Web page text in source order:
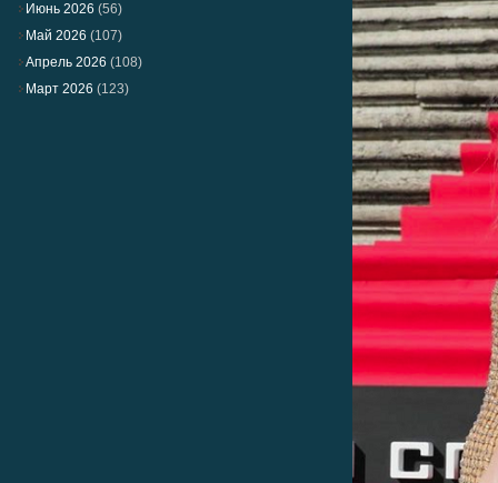
Июнь 2026 (56)
Май 2026 (107)
Апрель 2026 (108)
Март 2026 (123)